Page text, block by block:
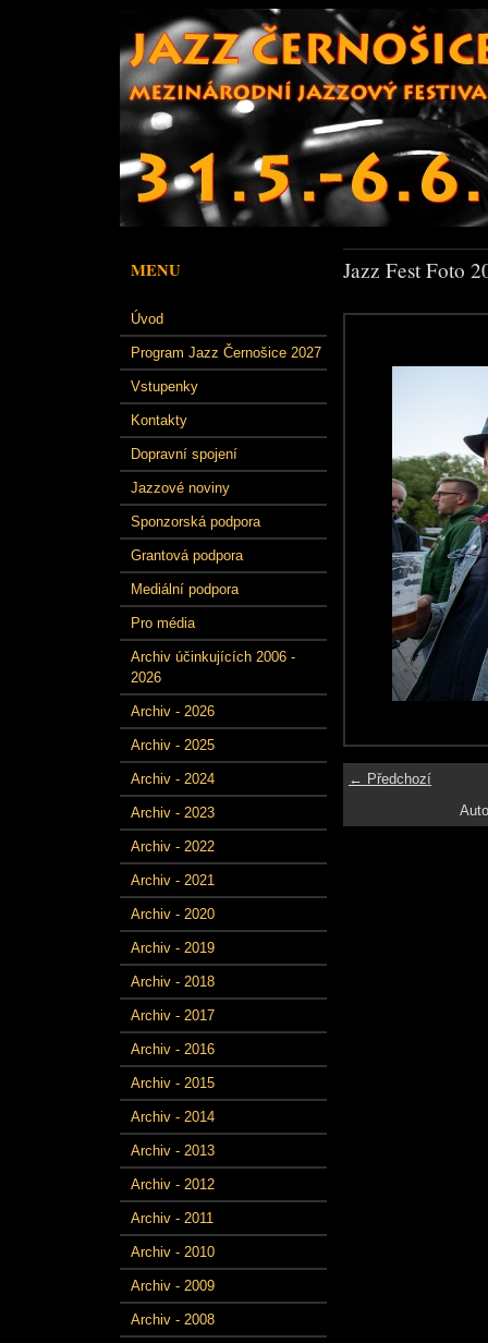
MENU
Úvod
Program Jazz Černošice 2027
Vstupenky
Kontakty
Dopravní spojení
Jazzové noviny
Sponzorská podpora
Grantová podpora
Mediální podpora
Pro média
Archiv účinkujících 2006 -
2026
Archiv - 2026
Archiv - 2025
Archiv - 2024
Archiv - 2023
Archiv - 2022
Archiv - 2021
Archiv - 2020
Archiv - 2019
Archiv - 2018
Archiv - 2017
Archiv - 2016
Archiv - 2015
Archiv - 2014
Archiv - 2013
Archiv - 2012
Archiv - 2011
Archiv - 2010
Archiv - 2009
Archiv - 2008
Jazz Fest Foto
← Předchozí